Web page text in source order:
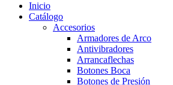
Inicio
Catálogo
Accesorios
Armadores de Arco
Antivibradores
Arrancaflechas
Botones Boca
Botones de Presión